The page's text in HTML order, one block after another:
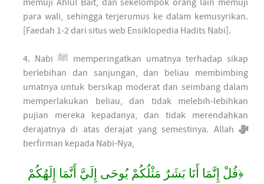
memuji Ahlul Bait, dan sekelompok orang lain memuji
para wali, sehingga terjerumus ke dalam kemusyrikan.
[Faedah 1-2 dari situs web Ensiklopedia Hadits Nabi].
4. Nabi ﷺ memperingatkan umatnya terhadap sikap
berlebihan dan sanjungan, dan beliau membimbing
umatnya untuk bersikap moderat dan seimbang dalam
memperlakukan beliau, dan tidak melebih-lebihkan
pujian mereka kepadanya, dan tidak merendahkan
derajatnya di atas derajat yang semestinya. Allah ﷻ
berfirman kepada Nabi-Nya,
﴿قُلْ إِنَّمَا أَنَا بَشَرٌ مَثْلُكُمْ يُوحَى إِلَيَّ أَنَّمَا إِلَهُكُمْ